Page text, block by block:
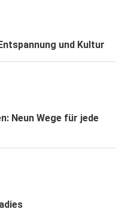
und Kultur
Neun Wege für jede